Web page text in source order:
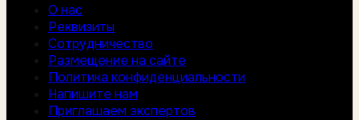
О нас
Реквизиты
Сотрудничество
Размещение на сайте
Политика конфиденциальности
Напишите нам
Приглашаем экспертов